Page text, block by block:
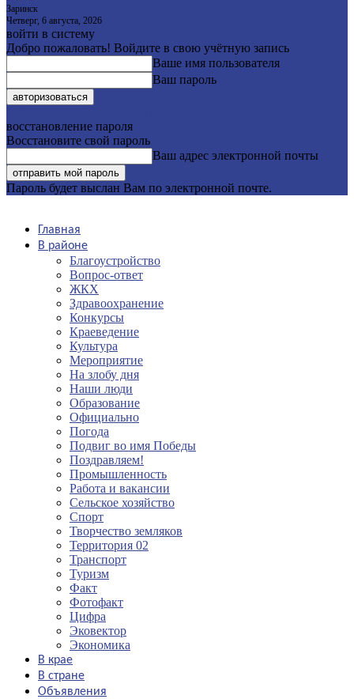
Заринск
Четверг, 6 августа, 2026
войти в систему
Добро пожаловать! Войдите в свою учётную запись
Ваше имя пользователя
Ваш пароль
восстановление пароля
Восстановите свой пароль
Ваш адрес электронной почты
Пароль будет выслан Вам по электронной почте.
Главная
В районе
Благоустройство
Вопрос-ответ
ЖКХ
Здравоохранение
Конкурсы
Краеведение
Культура
Мероприятие
На злобу дня
Наши люди
Образование
Официально
Погода
Подвиг во имя Победы
Поздравляем!
Промышленность
Работа и вакансии
Сельское хозяйство
Спорт
Творчество земляков
Территория 02
Транспорт
Туризм
Факт
Фотофакт
Цифра
Эковектор
Экономика
В крае
В стране
Объявления